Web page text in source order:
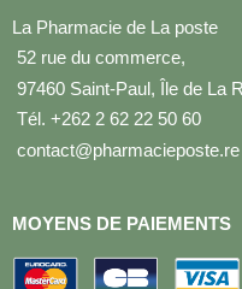
La Pharmacie de La poste
52 rue du commerce,
97460 Saint-Paul, Île de La
Tél. +262 2 62 22 50 60
contact@pharmacieposte.re
MOYENS DE PAIEMENTS